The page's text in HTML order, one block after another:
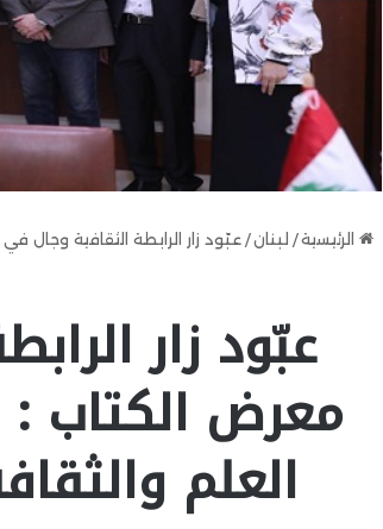
الرئيسية/ لبنان/ عبّود زار الرابطة الثقافية
عبّود زار
معرض الكتاب
العلم